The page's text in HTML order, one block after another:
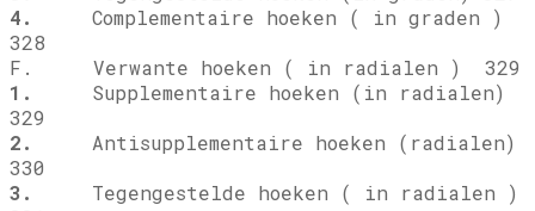
4.
Complementaire hoeken ( in graden )
328
F. Verwante hoeken ( in radialen ) 329
1.
Supplementaire hoeken (in radialen)
329
2.
Antisupplementaire hoeken (radialen)
330
3.
Tegengestelde hoeken ( in radialen )